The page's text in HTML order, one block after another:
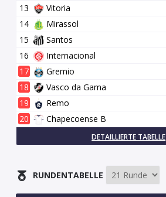
13
Vitoria
14
Mirassol
15
Santos
16
Internacional
17
Gremio
18
Vasco da Gama
19
Remo
20
Chapecoense B
DETAILLIERTE TABELLE
RUNDENTABELLE